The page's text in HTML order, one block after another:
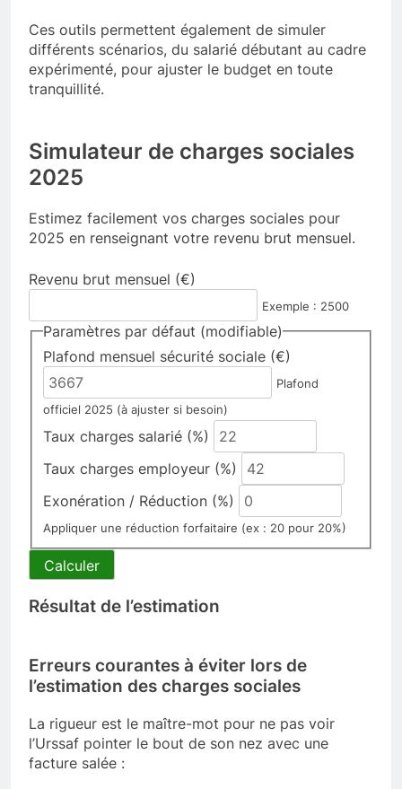
Ces outils permettent également de simuler
différents scénarios, du salarié débutant au cadre
expérimenté, pour ajuster le budget en toute
tranquillité.
Simulateur de charges sociales
2025
Estimez facilement vos charges sociales pour
2025 en renseignant votre revenu brut mensuel.
Revenu brut mensuel (€)
Exemple : 2500
Paramètres par défaut (modifiable)
Plafond mensuel sécurité sociale (€)
Plafond
officiel 2025 (à ajuster si besoin)
Taux charges salarié (%)
Taux charges employeur (%)
Exonération / Réduction (%)
Appliquer une réduction forfaitaire (ex : 20 pour 20%)
Calculer
Résultat de l’estimation
Erreurs courantes à éviter lors de
l’estimation des charges sociales
La rigueur est le maître-mot pour ne pas voir
l’Urssaf pointer le bout de son nez avec une
facture salée :